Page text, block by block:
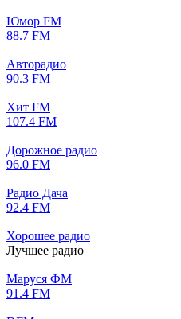
Юмор FM
88.7 FM
Авторадио
90.3 FM
Хит FM
107.4 FM
Дорожное радио
96.0 FM
Радио Дача
92.4 FM
Хорошее радио
Лучшее радио
Маруся ФМ
91.4 FM